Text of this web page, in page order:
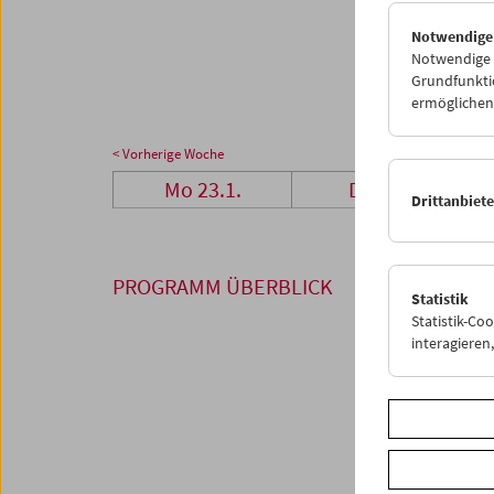
30
< Vorherige Woche
Mo 23.1. Di 24.1.
PROGRAMM ÜBERBLICK
Notwendige
Statistik
Statistik-